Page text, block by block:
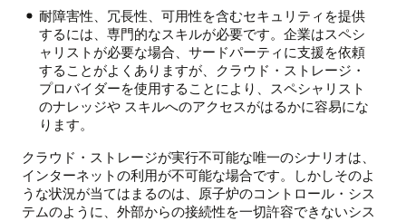
耐障害性、冗長性、可用性を含むセキュリティを提供
するには、専門的なスキルが必要です。企業はスペシ
ャリストが必要な場合、サードパーティに支援を依頼
することがよくありますが、クラウド・ストレージ・
プロバイダーを使用することにより、スペシャリスト
のナレッジや スキルへのアクセスがはるかに容易にな
ります。
クラウド・ストレージが実行不可能な唯一のシナリオは、
インターネットの利用が不可能な場合です。しかしそのよ
うな状況が当てはまるのは、原子炉のコントロール・シス
テムのように、外部からの接続性を一切許容できないシス